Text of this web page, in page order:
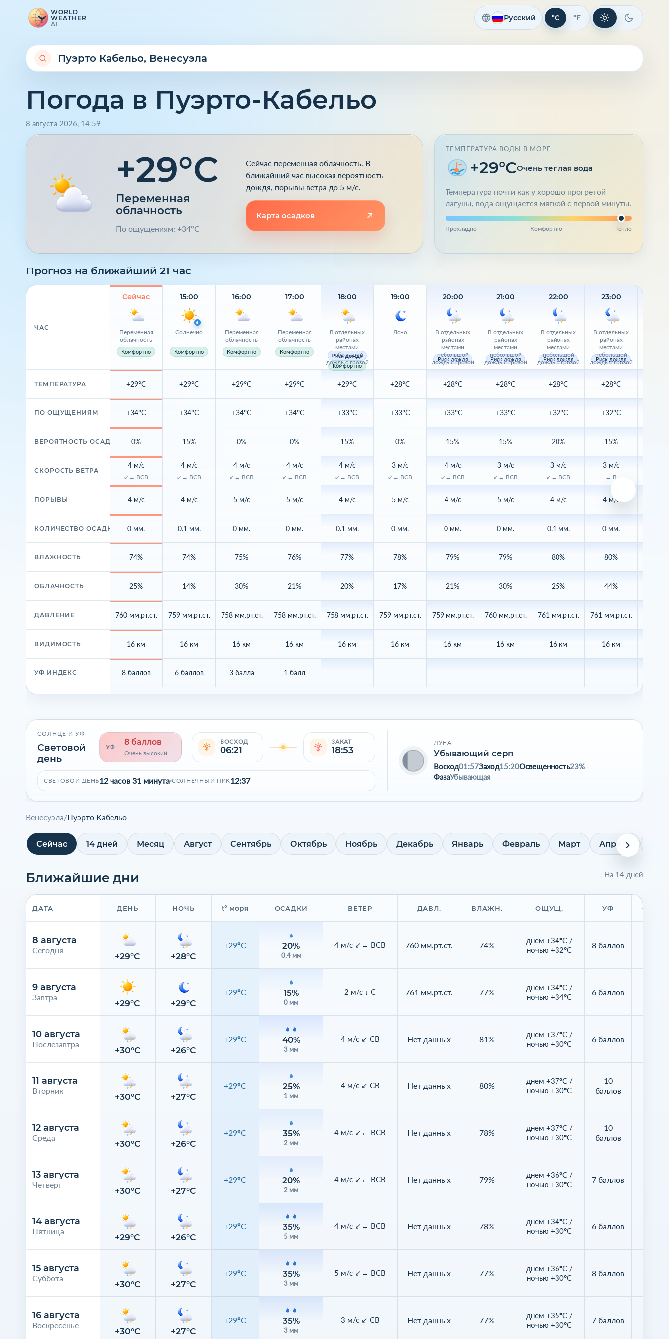
WORLD
WEATHER
AI
Русский °C °F Светлая тема
Темная
Погода в Пуэрто-Кабельо
8 августа 2026, 14 59
+29°C
Переменная
облачность
По ощущениям: +34°C
Сейчас переменная облачность. В
ближайший час высокая вероятность
дождя, порывы ветра до 5 м/с.
Карта осадков
ТЕМПЕРАТУРА ВОДЫ В МОРЕ
+29°CОчень теплая вода
Температура почти как у хорошо прогретой
лагуны, вода ощущается мягкой с первой минуты.
Прохладно Комфортно Тепло
Прогноз на ближайший 21 час
ЧАС
ТЕМПЕРАТУРА
ПО ОЩУЩЕНИЯМ
ВЕРОЯТНОСТЬ ОСАДКОВ
СКОРОСТЬ ВЕТРА
ПОРЫВЫ
КОЛИЧЕСТВО ОСАДКОВ
ВЛАЖНОСТЬ
ОБЛАЧНОСТЬ
ДАВЛЕНИЕ
ВИДИМОСТЬ
УФ ИНДЕКС
Сейчас
Переменная
облачность
Комфортно
+29°C
+34°C
0%
4 м/с
↙← ВСВ
4 м/с
0 мм.
74%
25%
760 мм.рт.ст.
16 км
8 баллов
15:00
Солнечно
Комфортно
+29°C
+34°C
15%
4 м/с
↙← ВСВ
4 м/с
0.1 мм.
74%
14%
759 мм.рт.ст.
16 км
6 баллов
16:00
Переменная
облачность
Комфортно
+29°C
+34°C
0%
4 м/с
↙← ВСВ
5 м/с
0 мм.
75%
30%
758 мм.рт.ст.
16 км
3 балла
17:00
Переменная
облачность
Комфортно
+29°C
+34°C
0%
4 м/с
↙← ВСВ
5 м/с
0 мм.
76%
21%
758 мм.рт.ст.
16 км
1 балл
18:00
В отдельных
районах
местами
небольшой
дождь с грозой
Риск дождя
Комфортно
+29°C
+33°C
15%
4 м/с
↙← ВСВ
4 м/с
0.1 мм.
77%
20%
758 мм.рт.ст.
16 км
-
19:00
Ясно
+28°C
+33°C
0%
3 м/с
↙← ВСВ
5 м/с
0 мм.
78%
17%
759 мм.рт.ст.
16 км
-
20:00
В отдельных
районах
местами
небольшой
дождь с грозой
Риск дождя
+28°C
+33°C
15%
4 м/с
↙← ВСВ
4 м/с
0 мм.
79%
21%
759 мм.рт.ст.
16 км
-
21:00
В отдельных
районах
местами
небольшой
дождь с грозой
Риск дождя
+28°C
+33°C
15%
3 м/с
↙← ВСВ
5 м/с
0 мм.
79%
30%
760 мм.рт.ст.
16 км
-
22:00
В отдельных
районах
местами
небольшой
дождь с грозой
Риск дождя
+28°C
+32°C
20%
3 м/с
↙← ВСВ
4 м/с
0.1 мм.
80%
25%
761 мм.рт.ст.
16 км
-
23:00
В отдельных
районах
местами
небольшой
дождь с грозой
Риск дождя
+28°C
+32°C
15%
3 м/с
← В
4 м/с
0 мм.
80%
44%
761 мм.рт.ст.
16 км
-
СОЛНЦЕ И УФ
Световой
день
УФ
8 баллов
Очень высокий
ВОСХОД
06:21
ЗАКАТ
18:53
СВЕТОВОЙ ДЕНЬ12 часов 31 минута СОЛНЕЧНЫЙ ПИК12:37
ЛУНА
Убывающий серп
Восход01:57Заход15:20Освещенность23%
ФазаУбывающая
Венесуэла/Пуэрто Кабельо
Сейчас 14 дней Месяц Август Сентябрь Октябрь Ноябрь Декабрь Январь Февраль Март Апрель
Ближайшие дни На 14 дней
ДАТА
8 августа
Сегодня
9 августа
Завтра
10 августа
Послезавтра
11 августа
Вторник
12 августа
Среда
13 августа
Четверг
14 августа
Пятница
15 августа
Суббота
16 августа
Воскресенье
ДЕНЬ НОЧЬ t° моря ОСАДКИ ВЕТЕР ДАВЛ. ВЛАЖН. ОЩУЩ. УФ
+29°C +28°C
+29°C 20%
0.4 мм
4 м/с ↙← ВСВ 760 мм.рт.ст. 74%
днем +34°C /
ночью +32°C
8 баллов
+29°C +29°C
+29°C 15%
0 мм
2 м/с ↓ С 761 мм.рт.ст. 77%
днем +34°C /
ночью +34°C
6 баллов
+30°C +26°C
+29°C 40%
3 мм
4 м/с ↙ СВ Нет данных 81%
днем +37°C /
ночью +30°C
6 баллов
+30°C +27°C
+29°C 25%
1 мм
4 м/с ↙ СВ Нет данных 80%
днем +37°C /
ночью +30°C
10
баллов
+30°C +26°C
+29°C 35%
2 мм
4 м/с ↙← ВСВ Нет данных 78%
днем +37°C /
ночью +30°C
10
баллов
+30°C +27°C
+29°C 20%
2 мм
4 м/с ↙← ВСВ Нет данных 79%
днем +36°C /
ночью +30°C
7 баллов
+29°C +26°C
+29°C 35%
5 мм
4 м/с ↙← ВСВ Нет данных 78%
днем +34°C /
ночью +30°C
6 баллов
+30°C +27°C
+29°C 35%
3 мм
5 м/с ↙← ВСВ Нет данных 77%
днем +36°C /
ночью +30°C
8 баллов
+30°C +27°C
+29°C 35%
3 мм
3 м/с ↙ СВ Нет данных 77%
днем +35°C /
ночью +30°C
7 баллов